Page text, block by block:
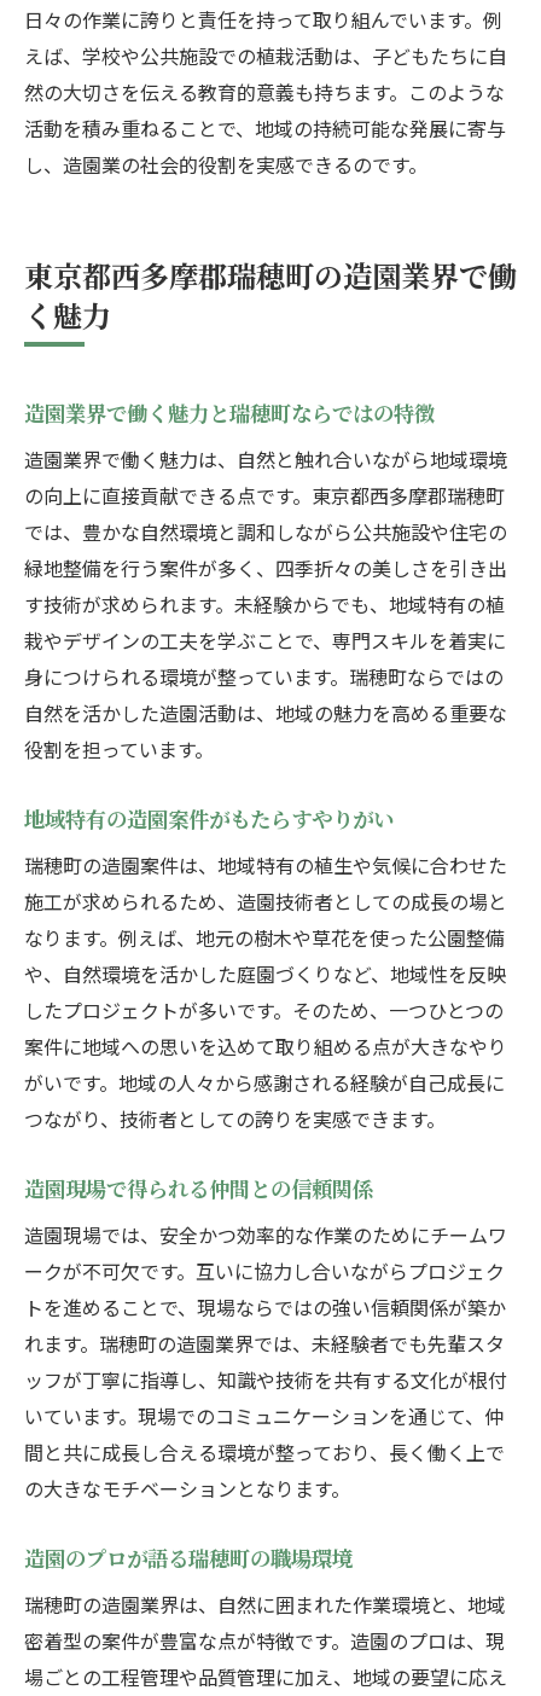
日々の作業に誇りと責任を持って取り組んでいます。例
えば、学校や公共施設での植栽活動は、子どもたちに自
然の大切さを伝える教育的意義も持ちます。このような
活動を積み重ねることで、地域の持続可能な発展に寄与
し、造園業の社会的役割を実感できるのです。
東京都西多摩郡瑞穂町の造園業界で働
く魅力
造園業界で働く魅力と瑞穂町ならではの特徴
造園業界で働く魅力は、自然と触れ合いながら地域環境
の向上に直接貢献できる点です。東京都西多摩郡瑞穂町
では、豊かな自然環境と調和しながら公共施設や住宅の
緑地整備を行う案件が多く、四季折々の美しさを引き出
す技術が求められます。未経験からでも、地域特有の植
栽やデザインの工夫を学ぶことで、専門スキルを着実に
身につけられる環境が整っています。瑞穂町ならではの
自然を活かした造園活動は、地域の魅力を高める重要な
役割を担っています。
地域特有の造園案件がもたらすやりがい
瑞穂町の造園案件は、地域特有の植生や気候に合わせた
施工が求められるため、造園技術者としての成長の場と
なります。例えば、地元の樹木や草花を使った公園整備
や、自然環境を活かした庭園づくりなど、地域性を反映
したプロジェクトが多いです。そのため、一つひとつの
案件に地域への思いを込めて取り組める点が大きなやり
がいです。地域の人々から感謝される経験が自己成長に
つながり、技術者としての誇りを実感できます。
造園現場で得られる仲間との信頼関係
造園現場では、安全かつ効率的な作業のためにチームワ
ークが不可欠です。互いに協力し合いながらプロジェク
トを進めることで、現場ならではの強い信頼関係が築か
れます。瑞穂町の造園業界では、未経験者でも先輩スタ
ッフが丁寧に指導し、知識や技術を共有する文化が根付
いています。現場でのコミュニケーションを通じて、仲
間と共に成長し合える環境が整っており、長く働く上で
の大きなモチベーションとなります。
造園のプロが語る瑞穂町の職場環境
瑞穂町の造園業界は、自然に囲まれた作業環境と、地域
密着型の案件が豊富な点が特徴です。造園のプロは、現
場ごとの工程管理や品質管理に加え、地域の要望に応え